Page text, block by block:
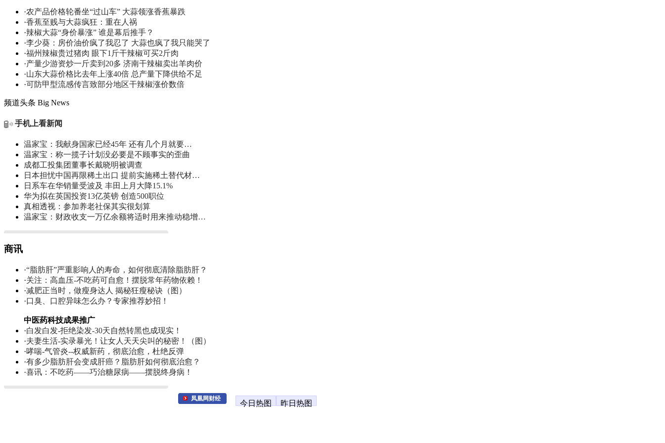
·农产品价格轮番坐“过山车” 大蒜领涨香蕉暴跌
·香蕉至贱与大蒜疯狂：重在人祸
·辣椒大蒜“身价暴涨” 谁是幕后推手？
·李少葵：房价油价疯了我忍了 大蒜也疯了我只能哭了
·福州辣椒贵过猪肉 眼下1斤干辣椒可买2斤肉
·产量少游资炒一斤卖到20多 济南干辣椒卖出羊肉价
·山东大蒜价格比去年上涨40倍 总产量下降供给不足
·可防甲型流感传言致部分地区干辣椒涨价数倍
频道头条 Big News
手机上看新闻
温家宝：我献身国家已经45年 还有几个月就要…
温家宝：称一揽子计划没必要是不顾事实的歪曲
成都工投集团董事长戴晓明被调查
日本担忧中国再限稀土出口 提前实施稀土替代材…
日系车在华销量受波及 丰田上月大降15.1%
华为拟在英国投资13亿英镑 创造500职位
真相透视：参加养老社保其实很划算
温家宝：财政收支一万亿余额将适时用来推动稳增…
商讯
·“脂肪肝”严重影响人的寿命，如何彻底清除脂肪肝？
·关注：高血压-不吃药可自愈！摆脱常年药物依赖！
·减肥正当时，做瘦身达人 揭秘狂瘦秘诀（图）
·口臭、口腔异味怎么办？专家推荐妙招！
中医药科技成果推广
·白发白发-拒绝染发-30天自然转黑也成现实！
·夫妻生活-实录暴光！让女人天天尖叫的秘密！（图）
·哮喘-气管炎--权威新药，彻底治愈，杜绝反弹
·有多少脂肪肝会变成肝癌？脂肪肝如何彻底治愈？
·喜讯：不吃药——巧治糖尿病——摆脱终身病！
凤凰网财经
今日热图 昨日热图